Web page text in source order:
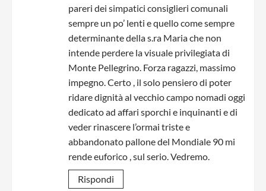
pareri dei simpatici consiglieri comunali
sempre un po’ lenti e quello come sempre
determinante della s.ra Maria che non
intende perdere la visuale privilegiata di
Monte Pellegrino. Forza ragazzi, massimo
impegno. Certo , il solo pensiero di poter
ridare dignità al vecchio campo nomadi oggi
dedicato ad affari sporchi e inquinanti e di
veder rinascere l’ormai triste e
abbandonato pallone del Mondiale 90 mi
rende euforico , sul serio. Vedremo.
Rispondi